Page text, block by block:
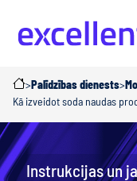
>Palīdzības dienests>
Kā izveidot soda naudas
Instrukcijas un